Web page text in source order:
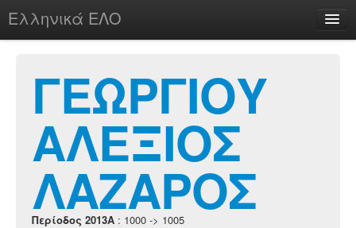
Ελληνικά ΕΛΟ
chesstu.be @ discord
Login
ΓΕΩΡΓΙΟΥ
ΑΛΕΞΙΟΣ
ΛΑΖΑΡΟΣ
Περίοδος 2013A : 1000 -> 1005